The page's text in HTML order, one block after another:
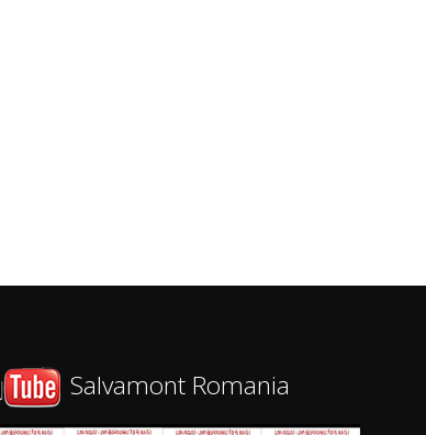
Salvamont Romania